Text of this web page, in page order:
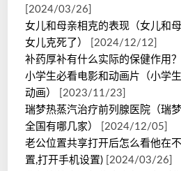
[2024/03/26]
女儿和母亲相克的表现（女儿和
女儿克死了）
[2024/12/12]
补药厚补有什么实际的保健作用？
小学生必看电影和动画片（小学
动画）
[2023/11/23]
瑞梦热蒸汽治疗前列腺医院（瑞
全国有哪几家）
[2024/12/05]
老公位置共享打开后怎么看他在
置,打开手机设置) [2024/03/26]